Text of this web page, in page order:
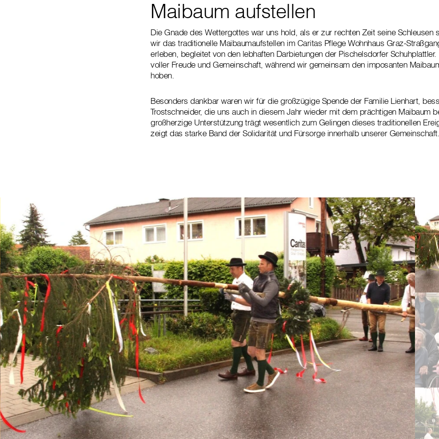
Maibaum aufstellen
Die Gnade des Wettergottes war uns hold, als er zur rechten Zeit seine Schleusen
wir das traditionelle Maibaumaufstellen im Caritas Pflege Wohnhaus Graz-
erleben, begleitet von den lebhaften Darbietungen der Pischelsdorfer Schuhplattler.
voller Freude und Gemeinschaft, während wir gemeinsam den imposanten
hoben.
Besonders dankbar waren wir für die großzügige Spende der Familie Lienhart,
Trostschneider, die uns auch in diesem Jahr wieder mit dem prächtigen Maibaum
großherzige Unterstützung trägt wesentlich zum Gelingen dieses traditionellen
zeigt das starke Band der Solidarität und Fürsorge innerhalb unserer Gemeinschaft.